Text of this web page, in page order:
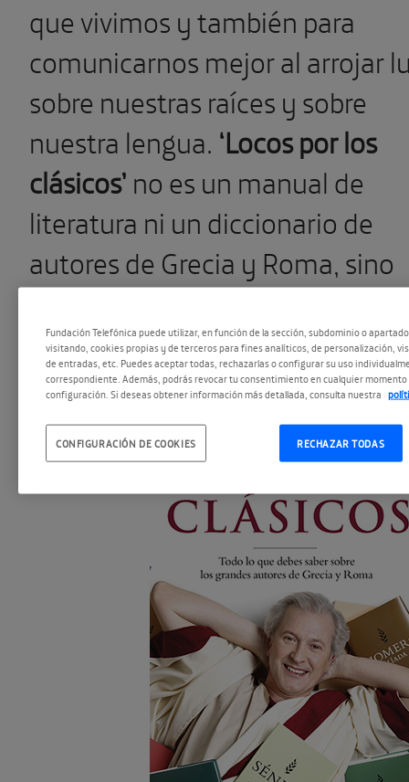
que vivimos y también para
comunicarnos mejor al arrojar
sobre nuestras raíces y sobre
nuestra lengua. ‘Locos por los
clásicos’no es un manual de
literatura ni un diccionario de
autores de Grecia y Roma, sino
una invitación a descubrirlos y
disfrutarlos.
Hay
un
Fundación Telefónica puede utilizar, en función de la sección, subdominio o
visitando, cookies propias y de terceros para fines analíticos, de personalización,
de entradas, etc. Puedes aceptar todas, rechazarlas o configurar su uso
correspondiente. Además, podrás revocar tu consentimiento en cualquier momento
configuración. Si deseas obtener información más detallada, consulta nuestra
RECHAZAR TODAS
CONFIGURACIÓN DE COOKIES